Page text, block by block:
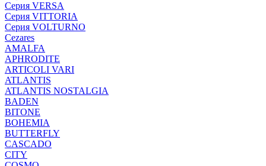
Серия VERSA
Серия VITTORIA
Серия VOLTURNO
Cezares
AMALFA
APHRODITE
ARTICOLI VARI
ATLANTIS
ATLANTIS NOSTALGIA
BADEN
BITONE
BOHEMIA
BUTTERFLY
CASCADO
CITY